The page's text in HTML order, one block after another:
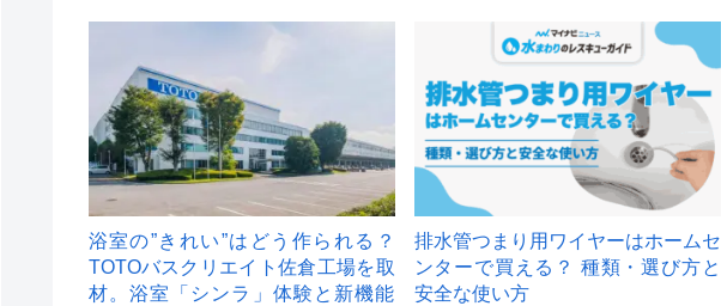
浴室の”きれい”はどう作られる？
TOTOバスクリエイト佐倉工場を取
材。浴室「シンラ」体験と新機能
排水管つまり用ワイヤーはホームセ
ンターで買える？ 種類・選び方と
安全な使い方